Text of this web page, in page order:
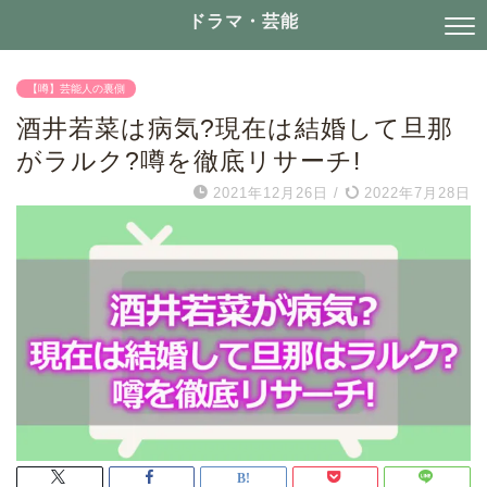
ドラマ・芸能
【噂】芸能人の裏側
酒井若菜は病気?現在は結婚して旦那
がラルク?噂を徹底リサーチ!
2021年12月26日 / 2022年7月28日